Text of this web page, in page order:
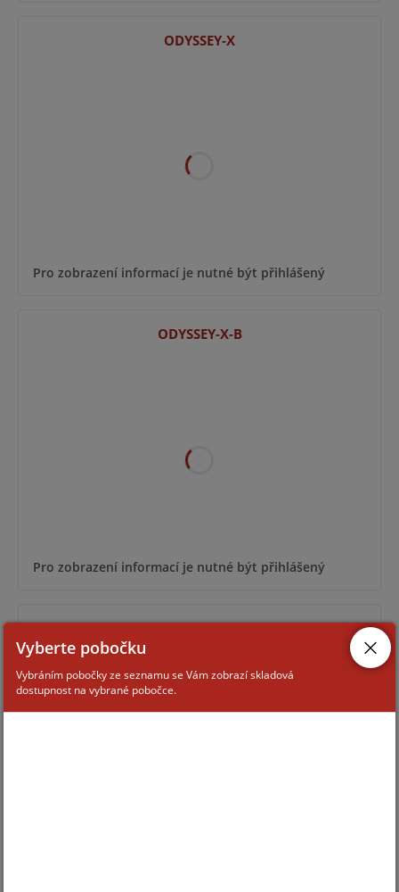
ODYSSEY-X
Pro zobrazení informací je nutné být přihlášený
ODYSSEY-X-B
Pro zobrazení informací je nutné být přihlášený
ODYSSEY-X1-WH/WH
Vyberte pobočku
Vybráním pobočky ze seznamu se Vám zobrazí skladová
dostupnost na vybrané pobočce.